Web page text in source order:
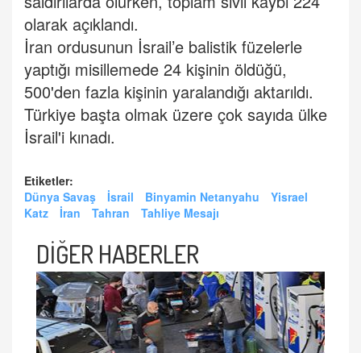
olarak açıklandı.
İran ordusunun İsrail’e balistik füzelerle
yaptığı misillemede 24 kişinin öldüğü,
500'den fazla kişinin yaralandığı aktarıldı.
Türkiye başta olmak üzere çok sayıda ülke
İsrail'i kınadı.
Etiketler:
Dünya Savaş
İsrail Binyamin Netanyahu
Yisrael
Katz
İran Tahran Tahliye Mesajı
DİĞER HABERLER